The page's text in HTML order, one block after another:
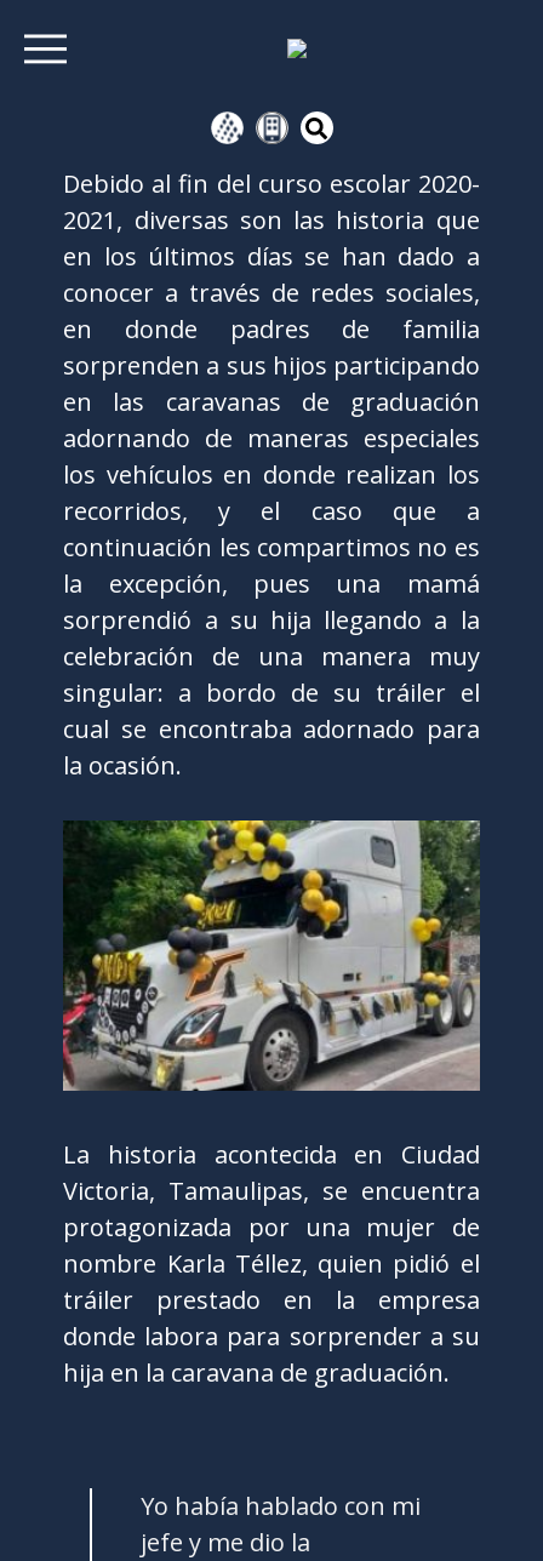
Debido al fin del curso escolar 2020-
2021, diversas son las historia que
en los últimos días se han dado a
conocer a través de redes sociales,
en donde padres de familia
sorprenden a sus hijos participando
en las caravanas de graduación
adornando de maneras especiales
los vehículos en donde realizan los
recorridos, y el caso que a
continuación les compartimos no es
la excepción, pues una mamá
sorprendió a su hija llegando a la
celebración de una manera muy
singular: a bordo de su tráiler el
cual se encontraba adornado para
la ocasión.
La historia acontecida en Ciudad
Victoria, Tamaulipas, se encuentra
protagonizada por una mujer de
nombre Karla Téllez, quien pidió el
tráiler prestado en la empresa
donde labora para sorprender a su
hija en la caravana de graduación.
Yo había hablado con mi
jefe y me dio la